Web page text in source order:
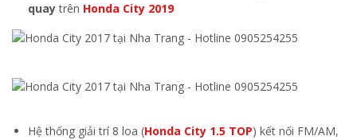
quaytrên Honda City 2019
Hệ thống giải trí 8 loa (Honda City 1.5 TOP) kết nối FM/AM,